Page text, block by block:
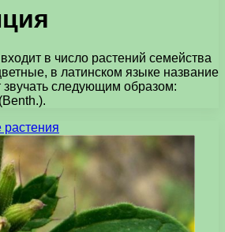
в число растений семейства
в латинском языке название
звучать следующим образом: